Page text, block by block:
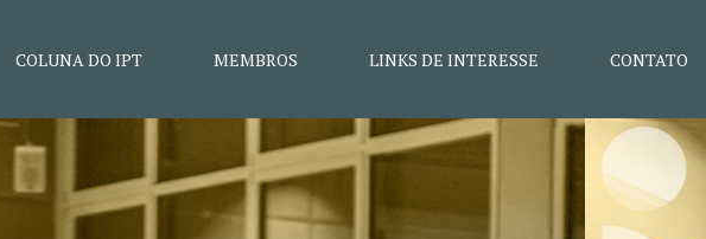
COLUNA DO IPT MEMBROS LINKS DE INTERESSE CONTATO